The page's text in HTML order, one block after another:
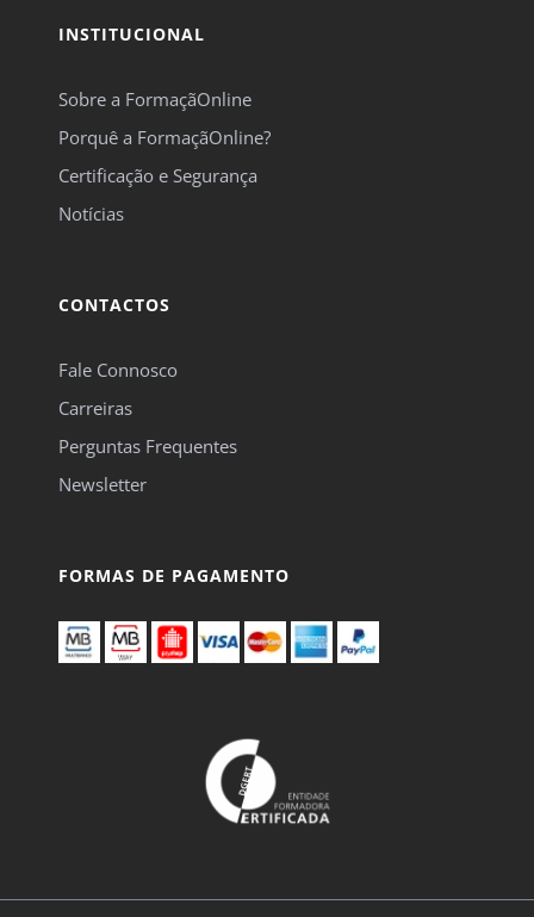
INSTITUCIONAL
Sobre a FormaçãOnline
Porquê a FormaçãOnline?
Certificação e Segurança
Notícias
CONTACTOS
Fale Connosco
Carreiras
Perguntas Frequentes
Newsletter
FORMAS DE PAGAMENTO